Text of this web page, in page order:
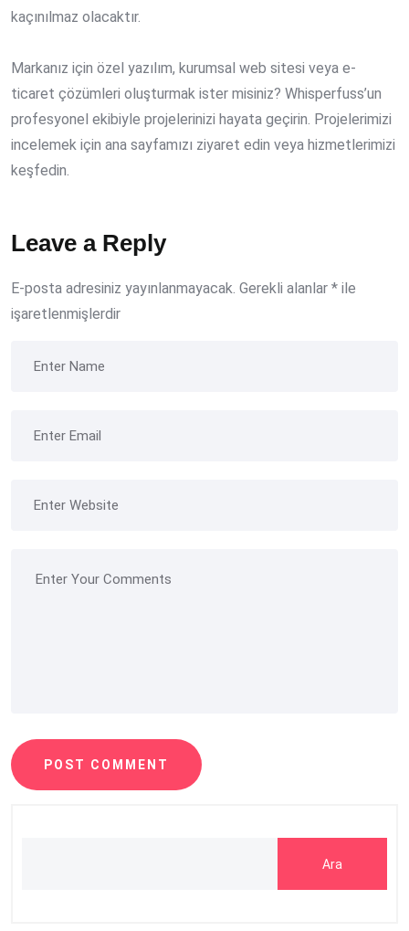
kaçınılmaz olacaktır.
Markanız için özel yazılım, kurumsal web sitesi veya e-
ticaret çözümleri oluşturmak ister misiniz? Whisperfuss’un
profesyonel ekibiyle projelerinizi hayata geçirin. Projelerimizi
incelemek için ana sayfamızı ziyaret edin veya hizmetlerimizi
keşfedin.
Leave a Reply
E-posta adresiniz yayınlanmayacak. Gerekli alanlar * ile
işaretlenmişlerdir
POST COMMENT
Ara